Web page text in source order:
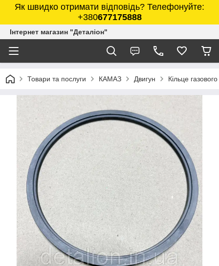
Як швидко отримати відповідь? Телефонуйте:
+380677175888
Інтернет магазин "Деталіон"
Товари та послуги КАМАЗ Двигун Кільце